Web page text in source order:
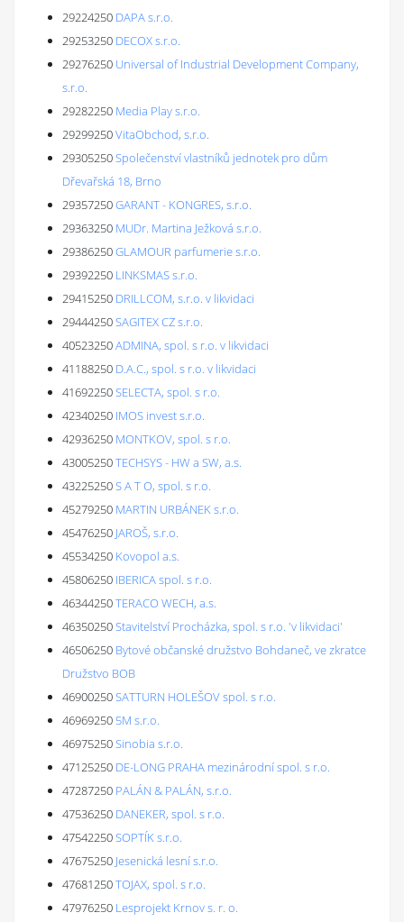
29224250 DAPA s.r.o.
29253250 DECOX s.r.o.
29276250 Universal of Industrial Development Company,
s.r.o.
29282250 Media Play s.r.o.
29299250VitaObchod, s.r.o.
29305250Společenství vlastníků jednotek pro dům
Dřevařská 18, Brno
29357250GARANT - KONGRES, s.r.o.
29363250 MUDr. Martina Ježková s.r.o.
29386250GLAMOUR parfumerie s.r.o.
29392250 LINKSMAS s.r.o.
29415250 DRILLCOM, s.r.o. v likvidaci
29444250SAGITEX CZ s.r.o.
40523250ADMINA, spol. s r.o. v likvidaci
41188250 D.A.C., spol. s r.o. v likvidaci
41692250SELECTA, spol. s r.o.
42340250 IMOS invest s.r.o.
42936250 MONTKOV, spol. s r.o.
43005250TECHSYS - HW a SW, a.s.
43225250S A T O, spol. s r.o.
45279250 MARTIN URBÁNEK s.r.o.
45476250 JAROŠ, s.r.o.
45534250 Kovopol a.s.
45806250 IBERICA spol. s r.o.
46344250TERACO WECH, a.s.
46350250Stavitelství Procházka, spol. s r.o. 'v likvidaci'
46506250 Bytové občanské družstvo Bohdaneč, ve zkratce
Družstvo BOB
46900250SATTURN HOLEŠOV spol. s r.o.
46969250 5M s.r.o.
46975250Sinobia s.r.o.
47125250 DE-LONG PRAHA mezinárodní spol. s r.o.
47287250 PALÁN & PALÁN, s.r.o.
47536250 DANEKER, spol. s r.o.
47542250SOPTÍK s.r.o.
47675250 Jesenická lesní s.r.o.
47681250TOJAX, spol. s r.o.
47976250 Lesprojekt Krnov s. r. o.